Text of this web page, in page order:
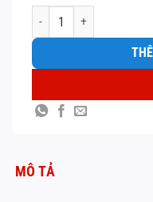
Thay màn hình iPad mini 2
MÔ TẢ